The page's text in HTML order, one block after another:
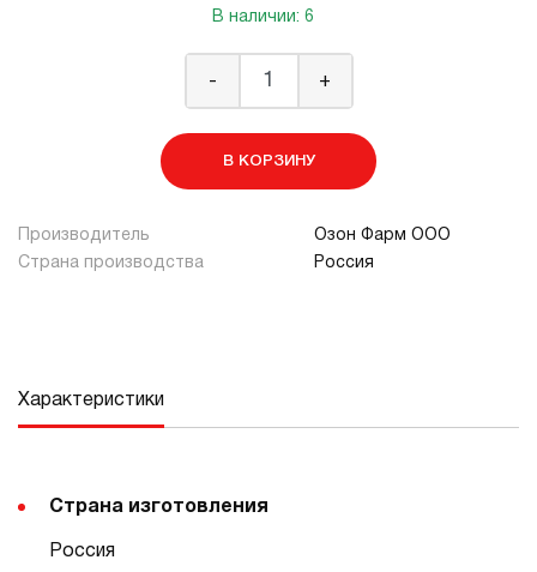
В наличии: 6
- +
В КОРЗИНУ
Производитель
Озон Фарм ООО
Страна производства
Россия
Характеристики
Страна изготовления
Россия